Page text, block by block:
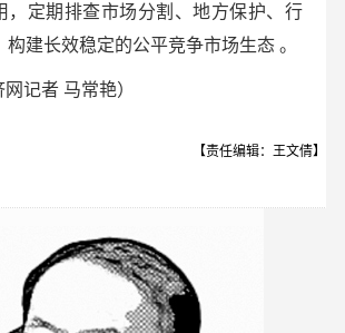
，定期排查市场分割、地方保护、行
构建长效稳定的公平竞争市场生态 。
网记者 马常艳）
【责任编辑：王文倩】